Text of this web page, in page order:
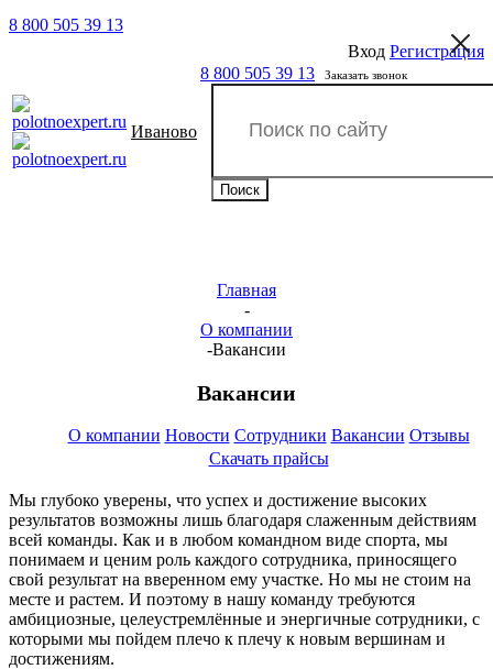
8 800 505 39 13
Вход Регистрация
Иваново
8 800 505 39 13 Заказать звонок
Главная
-
О компании
-Вакансии
Вакансии
О компании Новости Сотрудники Вакансии Отзывы
Скачать прайсы
Мы глубоко уверены, что успех и достижение высоких
результатов возможны лишь благодаря слаженным действиям
всей команды. Как и в любом командном виде спорта, мы
понимаем и ценим роль каждого сотрудника, приносящего
свой результат на вверенном ему участке. Но мы не стоим на
месте и растем. И поэтому в нашу команду требуются
амбициозные, целеустремлённые и энергичные сотрудники, с
которыми мы пойдем плечо к плечу к новым вершинам и
достижениям.